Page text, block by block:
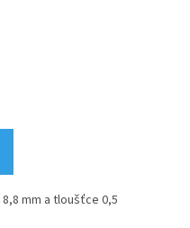
mm a tloušťce 0,5